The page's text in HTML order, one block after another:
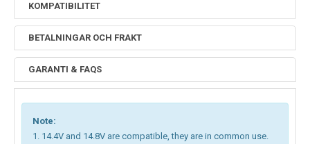
KOMPATIBILITET
BETALNINGAR OCH FRAKT
GARANTI & FAQS
Note:
1. 14.4V and 14.8V are compatible, they are in common use.